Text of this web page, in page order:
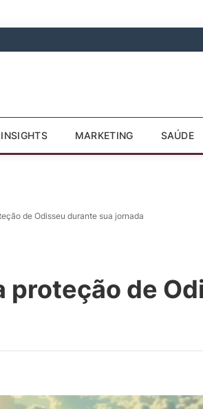
INSIGHTS MARKETING SAÚDE
de Odisseu durante sua jornada
proteção de